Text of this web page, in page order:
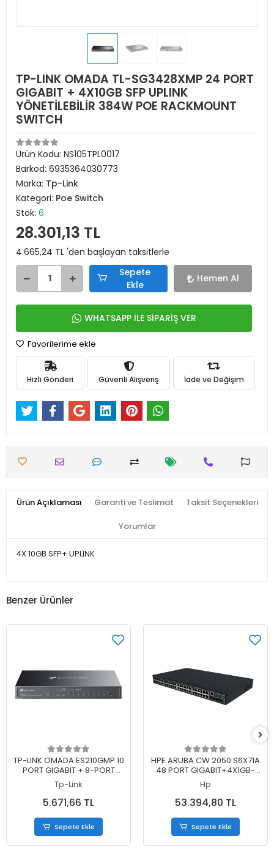
TP-LINK OMADA TL-SG3428XMP 24 PORT
GIGABIT + 4X10GB SFP UPLINK
YÖNETİLEBİLİR 384W POE RACKMOUNT
SWITCH
Ürün Kodu: NS105TPL0017
Barkod: 6935364030773
Marka: Tp-Link
Kategori: Poe Switch
Stok: 6
28.301,13 TL
4.665,24 TL 'den başlayan taksitlerle
Sepete
Ekle
Hemen Al
WHATSAPP İLE SİPARİŞ VER
Favorilerime ekle
Hızlı Gönderi Güvenli Alışveriş İade ve Değişim
Ürün Açıklaması Garanti ve Teslimat Taksit Seçenekleri
Yorumlar
4X 10GB SFP+ UPLINK
Benzer Ürünler
Sepete Ekle
TP-LINK OMADA ES210GMP 10
PORT GIGABIT + 8-PORT
POE+ YÖNETİLEBİLİR 123W
POE METAL KASA SWITCH
Tp-Link
5.671,66 TL
Sepete Ekle
Sepete Ekle
HPE ARUBA CW 2050 S6X71A
48 PORT GIGABIT+4X1GB-
2.5GB SFP UPLINK L2-L3
YÖNETİLEBİLİR 410W POE
RACKMOU
Hp
53.394,80 TL
Sepete Ekle